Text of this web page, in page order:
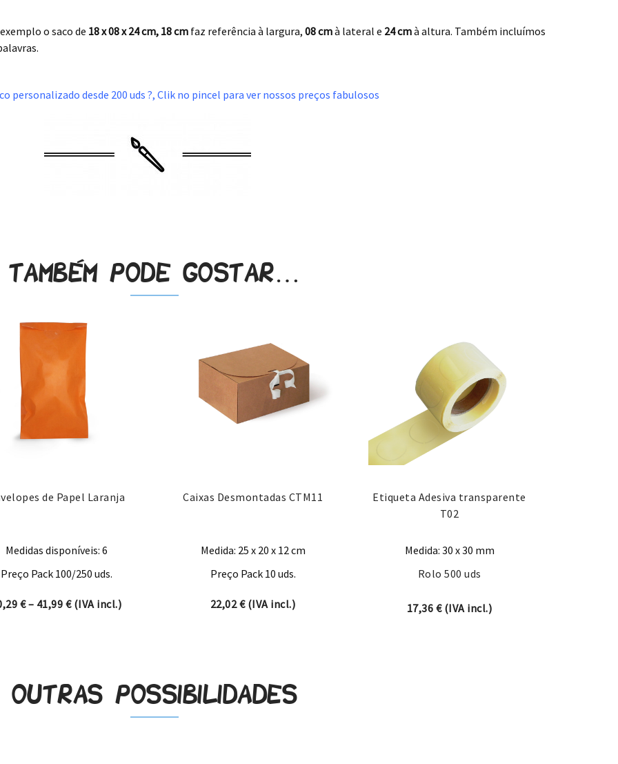
o saco de 18 x 08 x 24cm, 18 cm faz referência à largura, 08 cmà lateral e 24 cmà altura. Também incluímos
personalizado desde 200 uds ?, Clik no pincel para ver nossos preços fabulosos
Também pode gostar…
de Papel Laranja
Medidas disponíveis: 6
Preço Pack 100/250 uds.
€– 41,99 €Price range: 10,29 € through 41,99 €
(IVA incl.)
Caixas Desmontadas CTM11
Medida: 25 x 20 x 12 cm
Preço Pack 10 uds.
22,02€(IVA incl.)
Etiqueta Adesiva transparente
T02
Medida: 30 x 30 mm
Rolo 500 uds
17,36 €(IVA incl.)
Outras possibilidades